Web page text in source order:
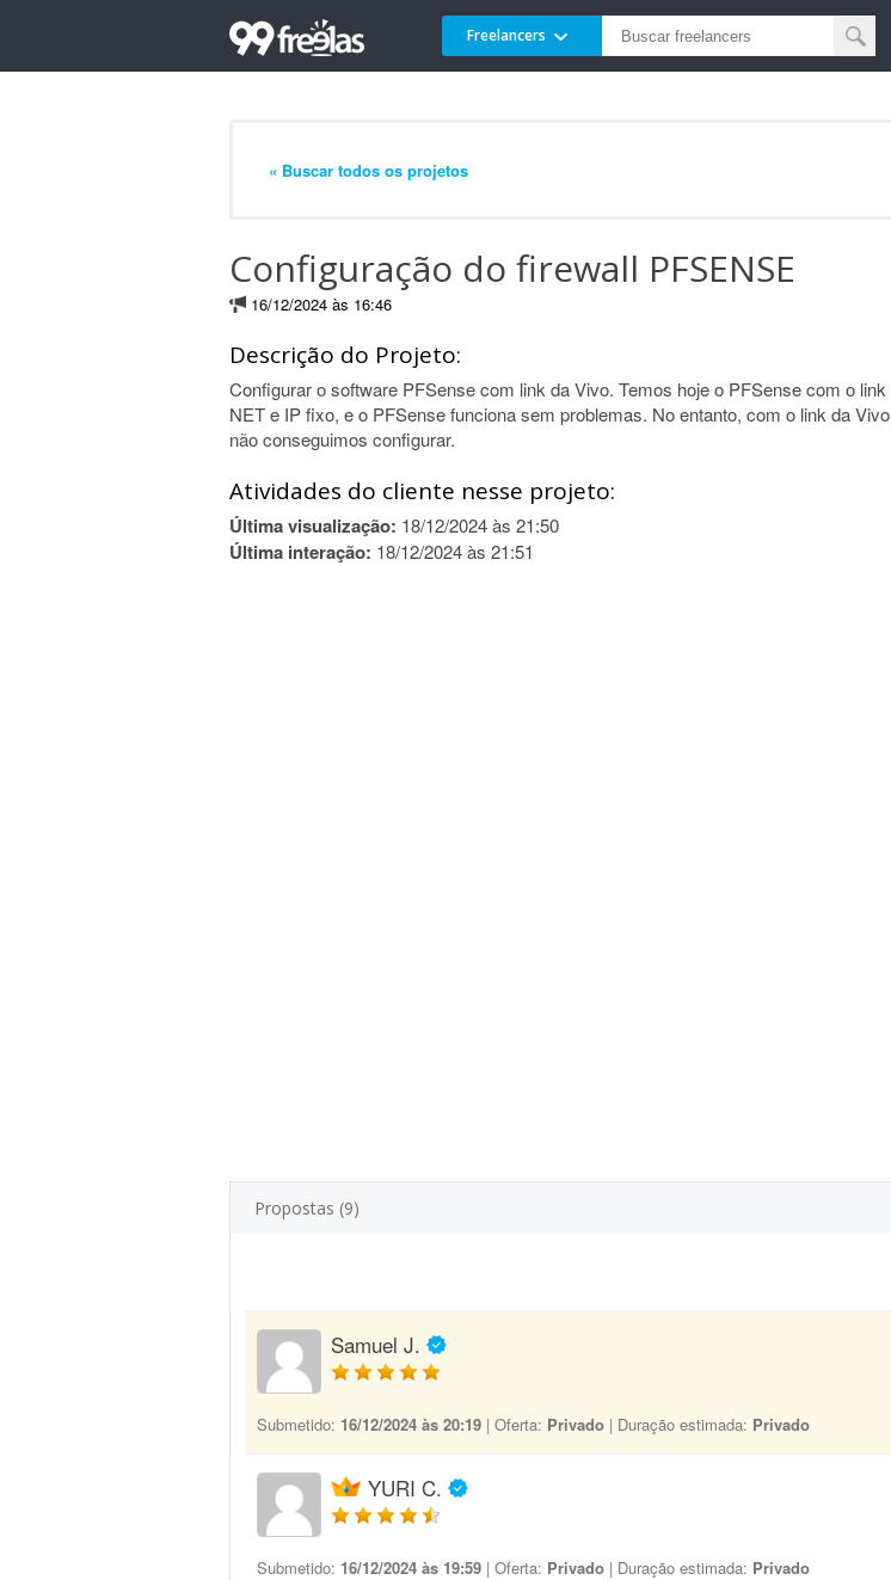
Freelancers
« Buscar todos os projetos
Configuração do firewall PFSENSE
16/12/2024 às 16:46
Descrição do Projeto:
Configurar o software PFSense com link da Vivo. Temos hoje o PFSense com o link
NET e IP fixo, e o PFSense funciona sem problemas. No entanto, com o link da
não conseguimos configurar.
Atividades do cliente nesse projeto:
Última visualização: 18/12/2024 às 21:50
Última interação: 18/12/2024 às 21:51
Propostas (9)
Samuel J.
Submetido: 16/12/2024 às 20:19 | Oferta: Privado | Duração estimada: Privado
YURI C.
Submetido: 16/12/2024 às 19:59 | Oferta: Privado | Duração estimada: Privado